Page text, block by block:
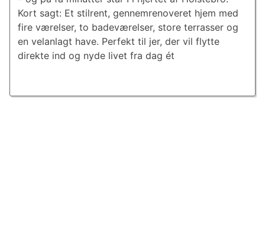
Kort sagt: Et stilrent, gennemrenoveret hjem med
fire værelser, to badeværelser, store terrasser og
en velanlagt have. Perfekt til jer, der vil flytte
direkte ind og nyde livet fra dag ét